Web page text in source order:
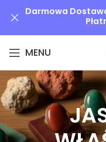
MENU
Darmowa